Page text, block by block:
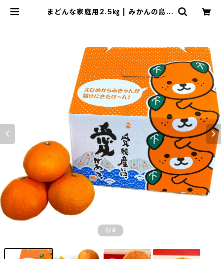
まどんな家庭用2.5㎏ | みかんの島ー
1 /4